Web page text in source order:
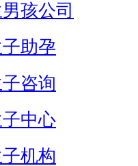
孩公司
助孕
咨询
中心
机构